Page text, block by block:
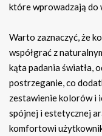
które wprowadzają do
Warto zaznaczyć, że
współgrać z
kąta padania światła,
postrzeganie, co
zestawienie kolorów i
spójnej i estetycznej
komfortowi